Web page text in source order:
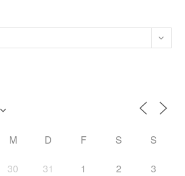
the
M D F S S
30 31 1 2 3